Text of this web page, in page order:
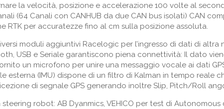
la velocità, posizione e accelerazione 100 volte al
(64 Canali con CANHUB da due CAN bus isolati) CAN
RTK per accuratezze fino al cm sulla posizione assoluta.
moduli aggiuntivi Racelogic per l’ingresso di dati di
USB e Seriale garantiscono piena connettività: Il dato
un microfono per unire una messaggio vocale ai dati
esterna (IMU) dispone di un filtro di Kalman in tempo reale
di segnale GPS generando inoltre Slip, Pitch/Roll
robot: AB Dyanmics, VEHICO per test di Autonomous